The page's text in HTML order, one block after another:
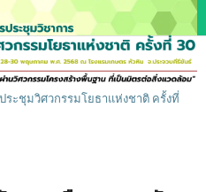
ระชุมวิศวกรรมโยธาแห่งชาติ ครั้งที่